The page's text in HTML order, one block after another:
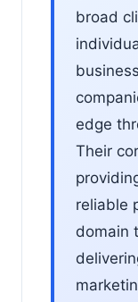
broad
edge
Their
reliable
domain